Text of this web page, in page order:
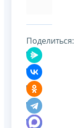
Поделиться: